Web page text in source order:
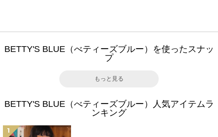
BETTY'S BLUE（べティーズブルー）を使ったスナッ
プ
もっと見る
BETTY'S BLUE（べティーズブルー）人気アイテムラ
ンキング
1